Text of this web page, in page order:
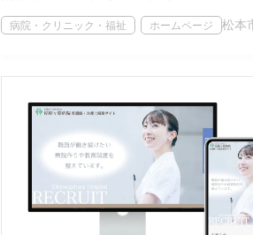
病院・クリニック・福祉 ホームページ 松本